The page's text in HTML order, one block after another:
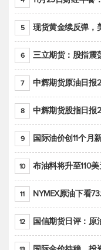
5 现货黄金续反弹，
6 三立期货：股指震荡上
7 中辉期货原油日报
8 中辉期货股指日报
9 国际油价创11个月
10 布油料将升至110美
11 NYMEX原油下看
12 国信期货日评：原